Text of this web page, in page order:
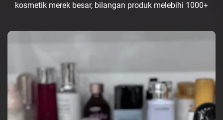
kosmetik merek besar, bilangan produk melebihi 1000+